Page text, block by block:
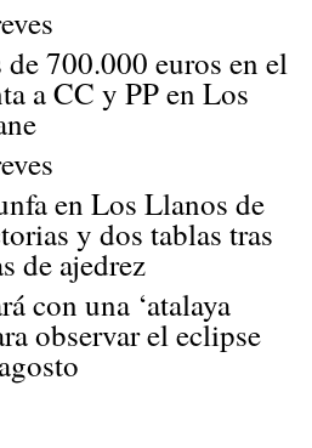
700.000 euros en el
a CC y PP en Los
en Los Llanos de
y dos tablas tras
de ajedrez
con una ‘atalaya
observar el eclipse